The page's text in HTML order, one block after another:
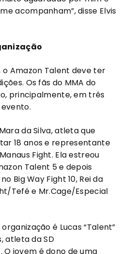
acompanham”, disse Elvis
o Amazon Talent deve ter
Os fãs do MMA do
principalmente, em três
da Silva, atleta que
18 anos e representante
Fight. Ela estreou
Talent 5 e depois
Big Way Fight 10, Rei da
Tefé e Mr.Cage/Especial
é Lucas “Talent”
atleta da SD
jovem é dono de uma